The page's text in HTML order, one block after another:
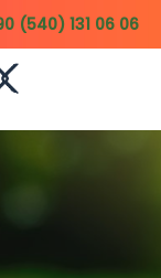
(540) 131 06 06